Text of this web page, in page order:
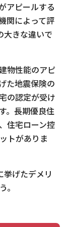
アピールする
関によって評
大きな違いで
物性能のアピ
た地震保険の
の認定が受け
。長期優良住
住宅ローン控
トがありま
げたデメリ
。